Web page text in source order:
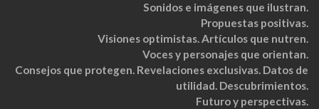
Sonidos e imágenes que ilustran.
Propuestas positivas.
Visiones optimistas. Artículos que nutren.
Voces y personajes que orientan.
Consejos que protegen. Revelaciones exclusivas. Datos de
utilidad. Descubrimientos.
Futuro y perspectivas.